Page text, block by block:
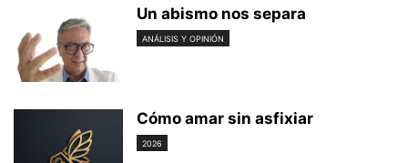
Un abismo nos separa
ANÁLISIS Y OPINIÓN
Cómo amar sin asfixiar
2026